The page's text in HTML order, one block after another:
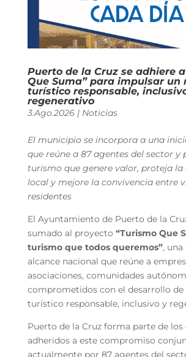
Puerto de la Cruz se adhiere
Que Suma” para impulsar un
turístico responsable,
regenerativo
3.Ago.2026| Noticias
El municipio se incorpora a una
que reúne a 87 agentes del sector y
turismo que genere valor, proteja
local y mejore la convivencia entre
residentes
El Ayuntamiento de Puerto de la
sumado al proyecto “Turismo Que
turismo que todos queremos”,
alcance nacional que reúne a
asociaciones, comunidades
comprometidos con el desarrollo
turístico responsable, inclusivo y
Puerto de la Cruz forma parte de los
adheridos a este compromiso
actualmente por 87 agentes del